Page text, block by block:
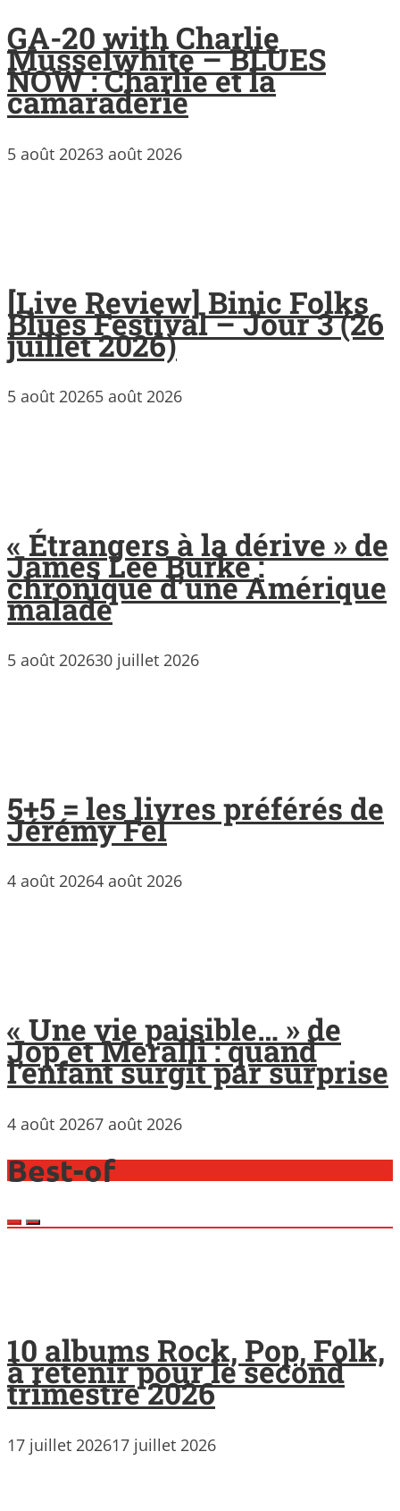
GA-20 with Charlie
Musselwhite – BLUES
NOW : Charlie et la
camaraderie
5 août 20263 août 2026
[Live Review] Binic Folks
Blues Festival – Jour 3 (26
juillet 2026)
5 août 20265 août 2026
« Étrangers à la dérive » de
James Lee Burke :
chronique d’une Amérique
malade
5 août 202630 juillet 2026
5+5 = les livres préférés de
Jérémy Fel
4 août 20264 août 2026
« Une vie paisible… » de
Jop et Meralli : quand
l’enfant surgit par surprise
4 août 20267 août 2026
Best-of
10 albums Rock, Pop, Folk,
à retenir pour le second
trimestre 2026
17 juillet 202617 juillet 2026